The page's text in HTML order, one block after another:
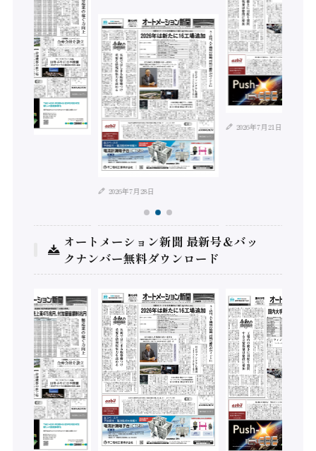
2026年7月28日
2026年7月21日
オートメーション新聞 最新号＆バッ
クナンバー無料ダウンロード